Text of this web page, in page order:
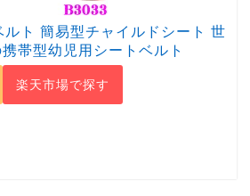
ルト 簡易型チャイルドシート 世
帯型幼児用シートベルト
楽天市場で探す